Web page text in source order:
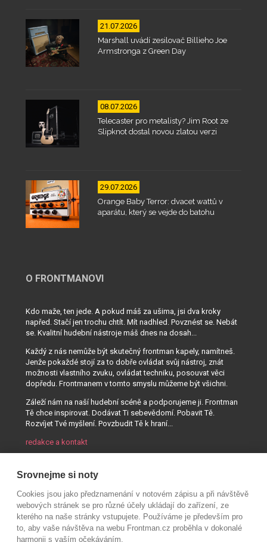
21.07.2026
Marshall uvádí zesilovač Billieho Joe
Armstronga z Green Day
08.07.2026
Telecaster pro metalisty? Jim Root ze
Slipknot dostal novou zlatou verzi
29.07.2026
Orange Baby Terror: dvacet wattů v
aparátu, který se vejde do batohu
O FRONTMANOVI
Kdo maže, ten jede. A pokud máš za ušima, jsi dva kroky
napřed. Stačí jen trochu chtít. Mít nadhled. Povznést se. Nebát
se. Kvalitní hudební nástroje máš dnes na dosah...
Každý z nás nemůže být skutečný frontman kapely, namítneš.
Jenže pokaždé stojí za to dobře ovládat svůj nástroj, znát
možnosti vlastního zvuku, ovládat techniku, posouvat věci
dopředu. Frontmanem v tomto smyslu můžeme být všichni.
Záleží nám na naší hudební scéně a podporujeme ji. Frontman
Tě chce inspirovat. Dodávat Ti sebevědomí. Pobavit Tě.
Rozvíjet Tvé myšlení. Povzbudit Tě k hraní...
redakce a kontakt
Srovnejme si noty
Cookies jsou jako předznamenání v notovém zápisu a při návštěvě
webových stránek se pro různé účely ukládají do zařízení, ze
kterého na naše stránky vstupujete. Používáme je především pro
to, aby vaše návštěva na webu Frontman.cz proběhla v dokonalé
harmonii s vaším očekáváním.